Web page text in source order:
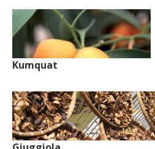
Kumquat